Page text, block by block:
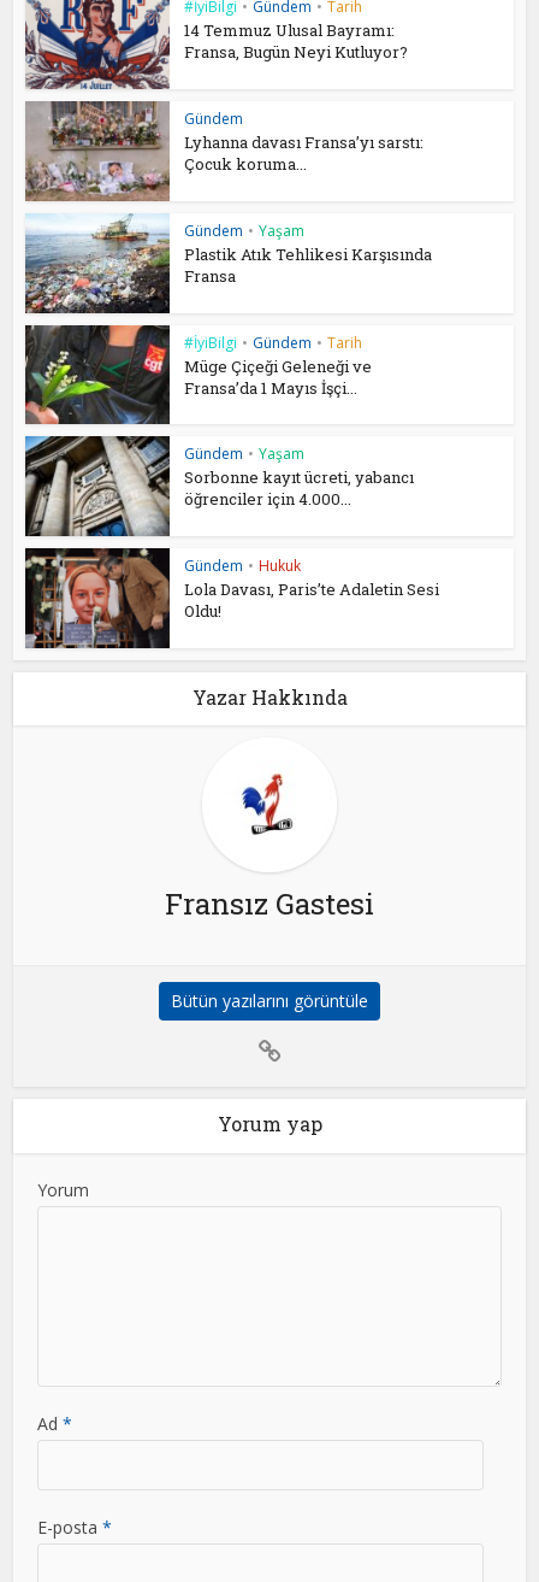
#İyiBilgi • Gündem • Tarih
14 Temmuz Ulusal Bayramı:
Fransa, Bugün Neyi Kutluyor?
Gündem
Lyhanna davası Fransa’yı sarstı:
Çocuk koruma...
Gündem • Yaşam
Plastik Atık Tehlikesi Karşısında
Fransa
#İyiBilgi • Gündem • Tarih
Müge Çiçeği Geleneği ve
Fransa’da 1 Mayıs İşçi...
Gündem • Yaşam
Sorbonne kayıt ücreti, yabancı
öğrenciler için 4.000...
Gündem • Hukuk
Lola Davası, Paris’te Adaletin Sesi
Oldu!
Yazar Hakkında
Fransız Gastesi
Bütün yazılarını görüntüle
Yorum yap
Yorum
Ad*
E-posta*